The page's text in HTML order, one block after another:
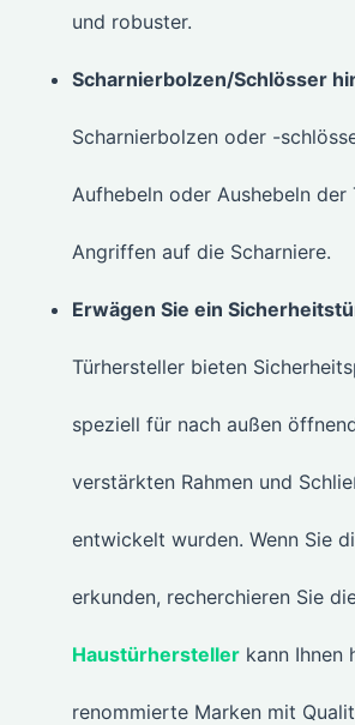
und robuster.
Scharnierbolzen/Schlösser
Scharnierbolzen oder -
Aufhebeln oder Aushebeln der
Angriffen auf die Scharniere.
Erwägen Sie ein
Türhersteller bieten
speziell für nach außen
verstärkten Rahmen und
entwickelt wurden. Wenn Sie
erkunden, recherchieren Sie
Haustürhersteller kann Ihnen
renommierte Marken mit